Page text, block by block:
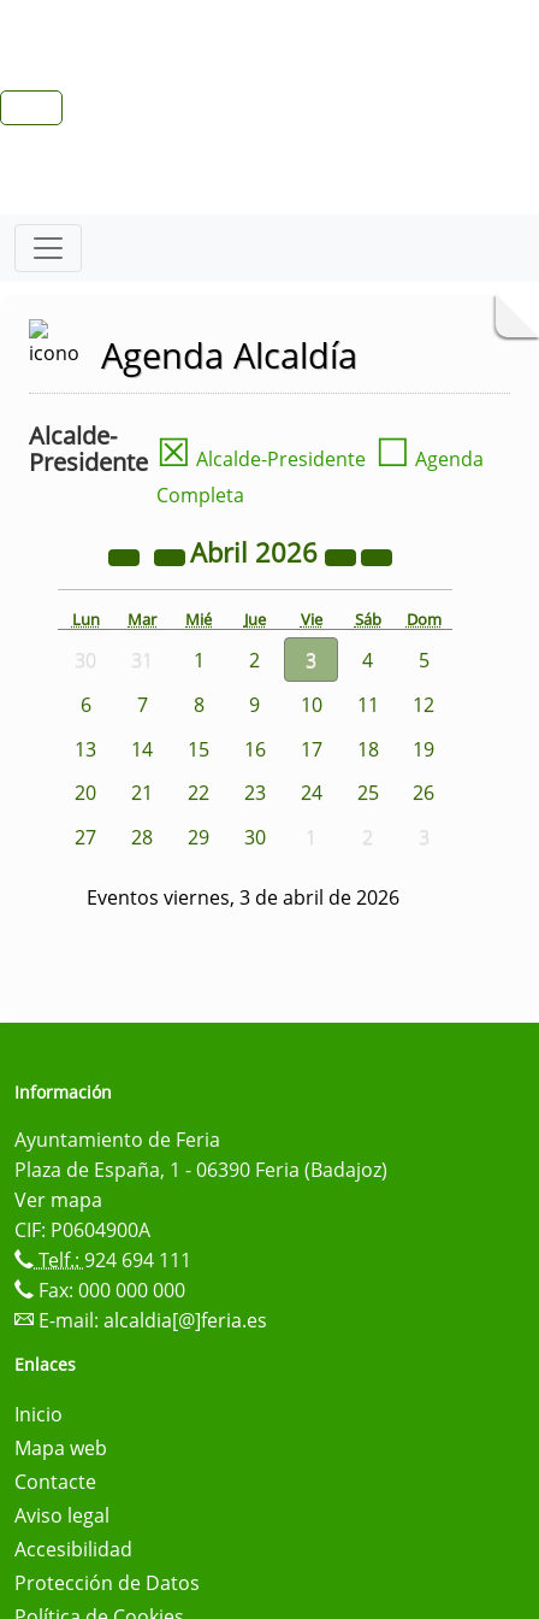
Agenda Alcaldía
Alcalde-
Presidente ☒ Alcalde-Presidente ☐ Agenda
Completa
Abril 2026
Lun Mar Mié Jue Vie Sáb Dom
30 31 1 2 3 4
5
6
7 8 9 10 11
12
13
14 15 16 17 18
19
20
21 22 23 24 25
26
27
28 29 30 1 2 3
Eventos viernes, 3 de abril de 2026
Información
Ayuntamiento de Feria
Plaza de España, 1 - 06390 Feria (Badajoz)
Ver mapa
CIF: P0604900A
Telf.: 924 694 111
Fax: 000 000 000
E-mail: alcaldia[@]feria.es
Enlaces
Inicio
Mapa web
Contacte
Aviso legal
Accesibilidad
Protección de Datos